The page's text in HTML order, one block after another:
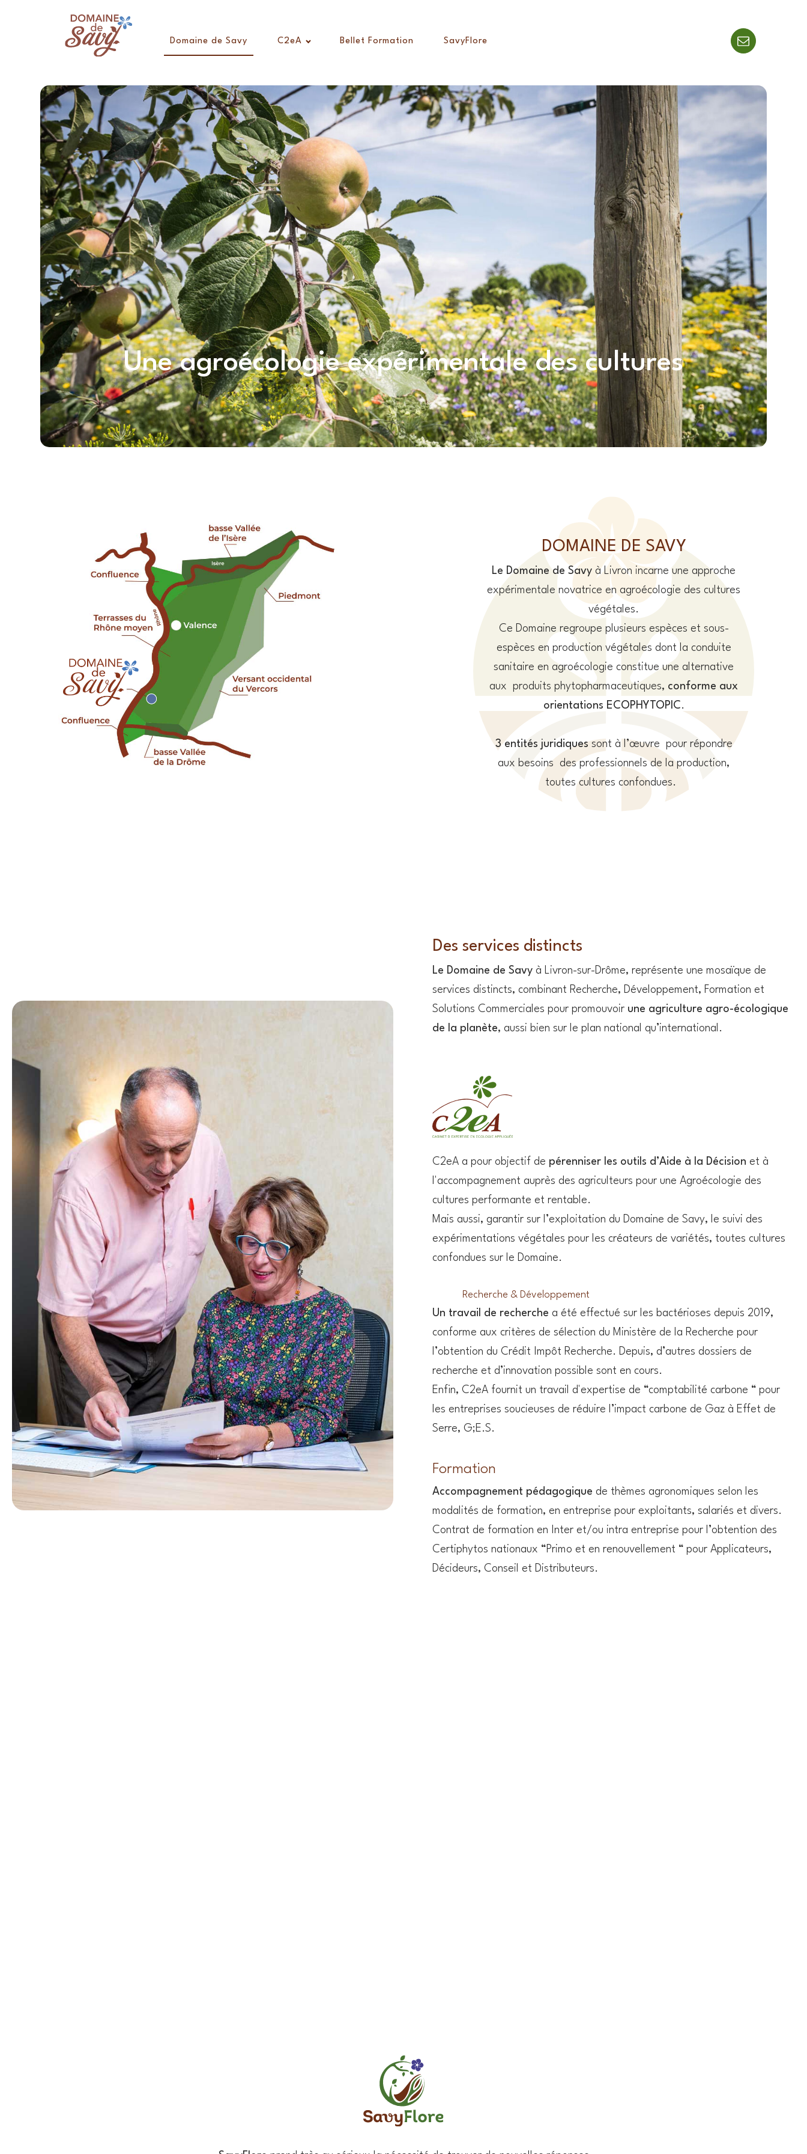
Domaine de Savy C2eA Bellet Formation SavyFlore
Une agroécologie expérimentaledes cultures
DOMAINE DE SAVY
Le Domaine de Savy à Livron incarne une approche
expérimentale novatrice en agroécologie des cultures
végétales.
Ce Domaine regroupe plusieurs espèces et sous-
espèces en production végétales dont la conduite
sanitaire en agroécologie constitue une alternative
aux produits phytopharmaceutiques, conforme aux
orientations ECOPHYTOPIC.
3 entités juridiquessont à l’œuvre pour répondre
aux besoins des professionnels de la production,
toutes cultures confondues.
Des services distincts
Le Domaine de Savy à Livron-sur-Drôme, représente une mosaïque de
services distincts, combinant Recherche, Développement, Formation et
Solutions Commerciales pour promouvoir une agriculture agro-écologique
de la planète, aussi bien sur le plan national qu’international.
C2eA a pour objectif de pérenniser les outils d’Aide à la Décision et à
l'accompagnement auprès des agriculteurs pour une Agroécologie des
cultures performante et rentable.
Mais aussi, garantir sur l’exploitation du Domaine de Savy, le suivi des
expérimentations végétales pour les créateurs de variétés, toutes cultures
confondues sur le Domaine.
Recherche & Développement
Un travail de recherchea été effectué sur les bactérioses depuis 2019,
conforme aux critères de sélection du Ministère de la Recherche pour
l’obtention du Crédit Impôt Recherche. Depuis, d’autres dossiers de
recherche et d’innovation possible sont en cours.
Enfin, C2eA fournit un travail d'expertise de “comptabilité carbone “ pour
les entreprises soucieuses de réduire l’impact carbone de Gaz à Effet de
Serre, G;E.S.
Formation
Accompagnement pédagogique de thèmes agronomiques selon les
modalités de formation, en entreprise pour exploitants, salariés et divers.
Contrat de formation en Inter et/ou intra entreprise pour l’obtention des
Certiphytos nationaux “Primo et en renouvellement “ pour Applicateurs,
Décideurs, Conseil et Distributeurs.